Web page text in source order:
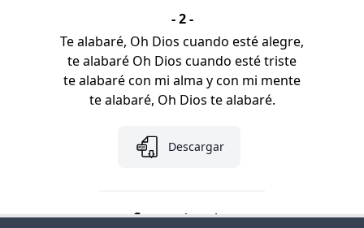
- 2 -
Te alabaré, Oh Dios cuando esté alegre,
te alabaré Oh Dios cuando esté triste
te alabaré con mi alma y con mi mente
te alabaré, Oh Dios te alabaré.
Descargar
Comparte esto: